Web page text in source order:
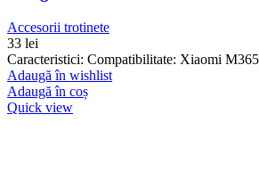
Accesorii trotinete
33 lei
Caracteristici: Compatibilitate: Xiaomi
Adaugă în wishlist
Adaugă în coș
Quick view